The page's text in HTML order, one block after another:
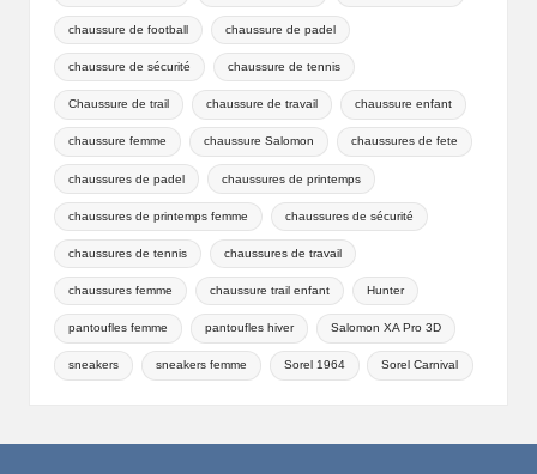
chaussure de football chaussure de padel
chaussure de sécurité chaussure de tennis
Chaussure de trail chaussure de travail chaussure enfant
chaussure femme chaussure Salomon chaussures de fete
chaussures de padel chaussures de printemps
chaussures de printemps femme chaussures de sécurité
chaussures de tennis chaussures de travail
chaussures femme chaussure trail enfant Hunter
pantoufles femme pantoufles hiver Salomon XA Pro 3D
sneakers sneakers femme Sorel 1964 Sorel Carnival